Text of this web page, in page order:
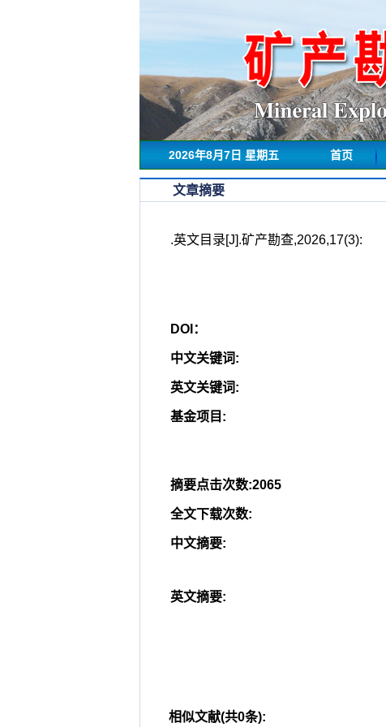
2026年8月7日 星期五 首页
文章摘要
.英文目录[J].矿产勘查,2026,17(3):
DOI：
中文关键词:
英文关键词:
基金项目 :
摘要点击次数:2065
全文下载次数:
中文摘要:
英文摘要:
相似文献(共0条):